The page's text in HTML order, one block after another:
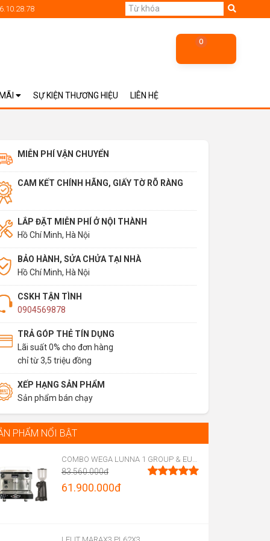
SỰ KIỆN THƯƠNG HIỆU LIÊN HỆ
MIỄN PHÍ VẬN CHUYỂN
CAM KẾT CHÍNH HÃNG, GIẤY TỜ RÕ RÀNG
LẮP ĐẶT MIỄN PHÍ Ở NỘI THÀNH
Hồ Chí Minh, Hà Nội
BẢO HÀNH, SỬA CHỬA TẠI NHÀ
Hồ Chí Minh, Hà Nội
CSKH TẬN TÌNH
0904569878
TRẢ GÓP THẺ TÍN DỤNG
Lãi suất 0% cho đơn hàng
chỉ từ 3,5 triệu đồng
XẾP HẠNG SẢN PHẨM
Sản phẩm bán chạy
PHẨM NỔI BẬT
83.560.000đ
Original
61.900.000đ
0